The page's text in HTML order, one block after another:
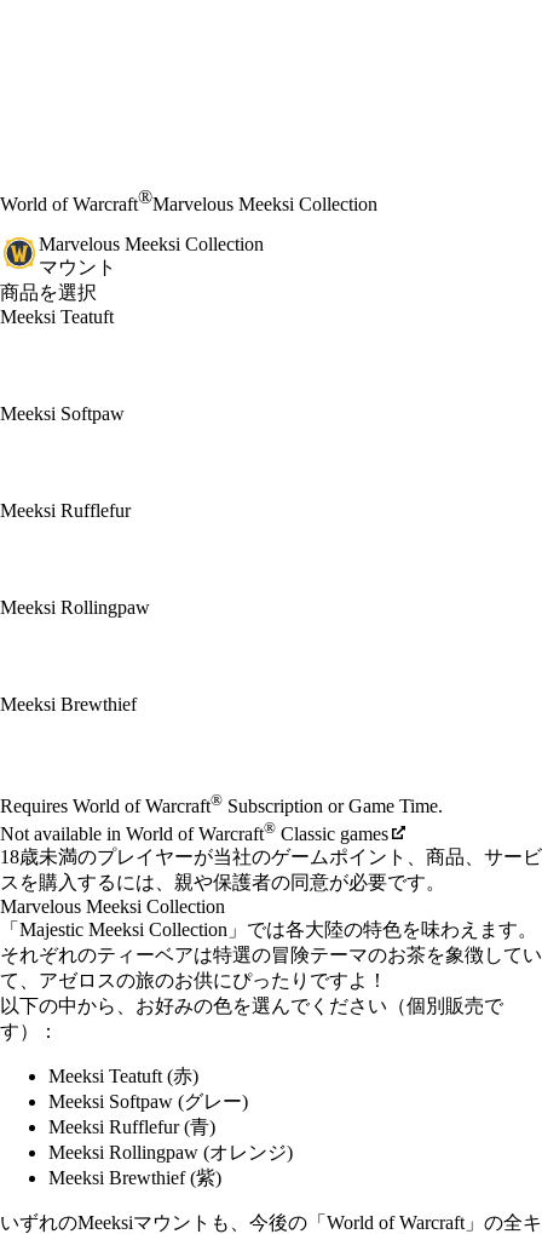
World of Warcraft®Marvelous Meeksi Collection
Marvelous Meeksi Collection
マウント
商品を選択
Meeksi Teatuft
Meeksi Softpaw
Meeksi Rufflefur
Meeksi Rollingpaw
Meeksi Brewthief
Available actions
Requires World of Warcraft® Subscription or Game Time.
Not available in World of Warcraft® Classic games
18歳未満のプレイヤーが当社のゲームポイント、商品、サービ
スを購入するには、親や保護者の同意が必要です。
Marvelous Meeksi Collection
「Majestic Meeksi Collection」では各大陸の特色を味わえます。
それぞれのティーベアは特選の冒険テーマのお茶を象徴してい
て、アゼロスの旅のお供にぴったりですよ！
以下の中から、お好みの色を選んでください（個別販売で
す）：
Meeksi Teatuft (赤)
Meeksi Softpaw (グレー)
Meeksi Rufflefur (青)
Meeksi Rollingpaw (オレンジ)
Meeksi Brewthief (紫)
いずれのMeeksiマウントも、今後の「World of Warcraft」の全キ